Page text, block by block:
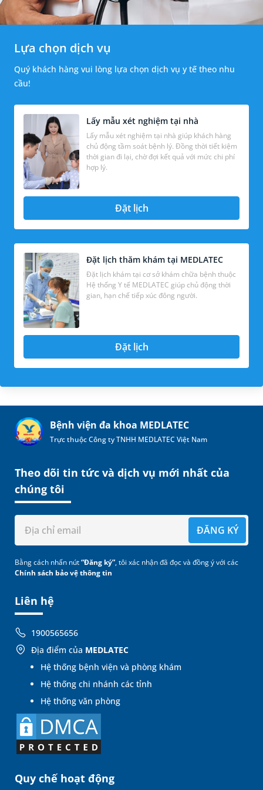
Lựa chọn dịch vụ
Quý khách hàng vui lòng lựa chọn dịch vụ y tế theo nhu
cầu!
Lấy mẫu xét nghiệm tại nhà
Lấy mẫu xét nghiệm tại nhà giúp khách hàng
chủ động tầm soát bệnh lý. Đồng thời tiết kiệm
thời gian đi lại, chờ đợi kết quả với mức chi phí
hợp lý.
Đặt lịch
Đặt lịch thăm khám tại MEDLATEC
Đặt lịch khám tại cơ sở khám chữa bệnh thuộc
Hệ thống Y tế MEDLATEC giúp chủ động thời
gian, hạn chế tiếp xúc đông người.
Đặt lịch
Bệnh viện đa khoa MEDLATEC
Trực thuộc Công ty TNHH MEDLATEC Việt Nam
Liên hệ
1900565656
Địa điểm của MEDLATEC
Hệ thống bệnh viện và phòng khám
Hệ thống chi nhánh các tỉnh
Hệ thống văn phòng
Quy chế hoạt động
Theo dõi tin tức và dịch vụ mới nhất của
chúng tôi
ĐĂNG KÝ
Bằng cách nhấn nút“Đăng ký”, tôi xác nhận đã đọc và đồng ý với các
Chính sách bảo vệ thông tin